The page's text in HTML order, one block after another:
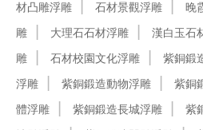
材凸雕浮雕
石材景觀浮雕 晚
雕
大理石石材浮雕 漢白玉石
雕
石材校園文化浮雕 紫銅鍛
浮雕
紫銅鍛造動物浮雕 紫銅
體浮雕
紫銅鍛造長城浮雕 紫